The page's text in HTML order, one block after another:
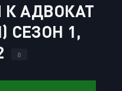
АДВОКАТ
СЕЗОН 1,
0